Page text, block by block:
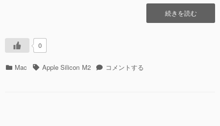
“FileZilla
Client
続きを読む
0
カ Mac
タ Apple Silicon M2
FileZilla
コメントする